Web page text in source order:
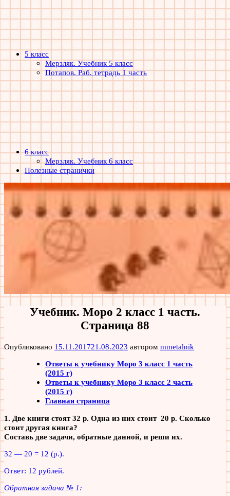
5 класс
Мерзляк. Учебник 5 класс
Потапов. Раб. тетрадь 1 часть
6 класс
Мерзляк. Учебник 6 класс
Полезные странички
Учебник. Моро 2 класс 1 часть.
Страница 88
Опубликовано 15.11.201721.08.2023 автором mmetalnik
Ответы к учебнику Моро 3 класс 1 часть
(2015 г)
Ответы к учебнику Моро 3 класс 2 часть
(2015 г)
Главная страница
1. Две книги стоят 32 р. Одна из них стоит 20 р. Сколько
стоит другая книга?
Составь две задачи, обратные данной, и реши их.
32 — 20 = 12 (р.).
Ответ: 12 рублей.
Обратная задача № 1: